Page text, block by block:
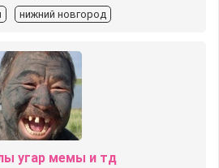
нижний новгород
угар мемы и тд